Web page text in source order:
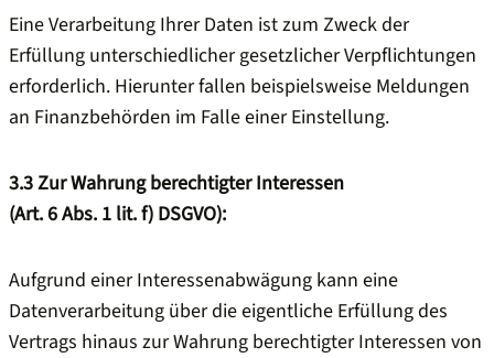
Eine Verarbeitung Ihrer Daten ist zum Zweck der
Erfüllung unterschiedlicher gesetzlicher Verpflichtungen
erforderlich. Hierunter fallen beispielsweise Meldungen
an Finanzbehörden im Falle einer Einstellung.
3.3Zur Wahrung berechtigter Interessen
(Art. 6 Abs. 1 lit. f) DSGVO):
Aufgrund einer Interessenabwägung kann eine
Datenverarbeitung über die eigentliche Erfüllung des
Vertrags hinaus zur Wahrung berechtigter Interessen von